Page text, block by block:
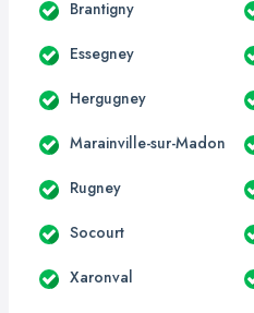
Brantigny
Essegney
Hergugney
Marainville-sur-Madon
Rugney
Socourt
Xaronval